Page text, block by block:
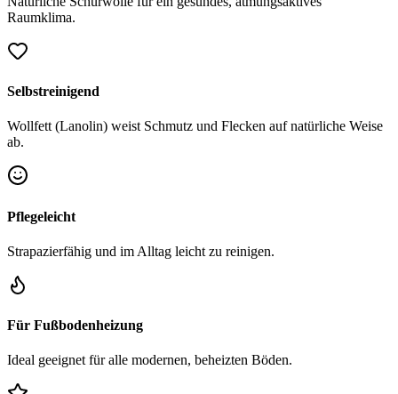
Raumklima.
Selbstreinigend
Wollfett (Lanolin) weist Schmutz und Flecken auf natürliche Weise
ab.
Pflegeleicht
Strapazierfähig und im Alltag leicht zu reinigen.
Für Fußbodenheizung
Ideal geeignet für alle modernen, beheizten Böden.